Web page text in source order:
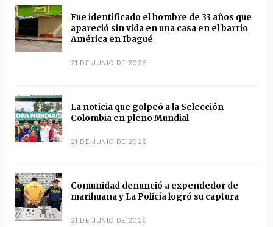
Fue identificado el hombre de 33 años que
apareció sin vida en una casa en el barrio
América en Ibagué
21 DE JUNIO DE 2026
La noticia que golpeó a la Selección
Colombia en pleno Mundial
21 DE JUNIO DE 2026
Comunidad denunció a expendedor de
marihuana y La Policía logró su captura
21 DE JUNIO DE 2026